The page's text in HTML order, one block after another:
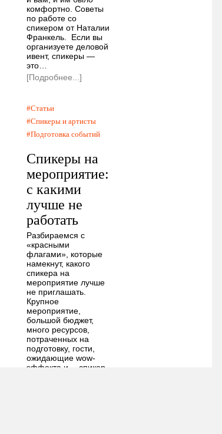
комфортно. Советы
по работе со
спикером от Наталии
Франкель. Если вы
организуете деловой
ивент, спикеры —
это…
[Подробнее...]
Статьи
Спикеры и артисты
Подготовка событий
Спикеры на
мероприятие:
с какими
лучше не
работать
Разбираемся с
«красными
флагами», которые
намекнут, какого
спикера на
мероприятие лучше
не приглашать.
Крупное
мероприятие,
большой бюджет,
много ресурсов,
потраченных на
подготовку, гости,
ожидающие wow-
эффекта и….спикер,